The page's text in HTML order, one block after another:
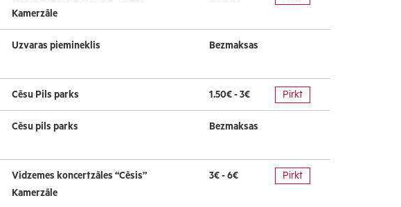
Kamerzāle
Uzvaras piemineklis Bezmaksas
Cēsu Pils parks 1.50€ - 3€ Pirkt
Cēsu pils parks Bezmaksas
Vidzemes koncertzāles “Cēsis”
Kamerzāle
3€ - 6€ Pirkt